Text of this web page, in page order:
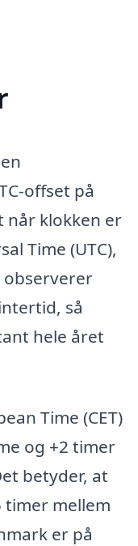
offset på
når klokken er
Time (UTC),
observerer
så
hele året
Time (CET)
og +2 timer
betyder, at
timer mellem
er på